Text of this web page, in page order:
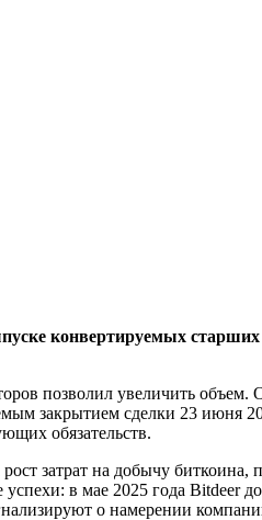
конвертируемых
позволил увеличить объем.
закрытием сделки 23 июня
обязательств.
затрат на добычу биткоина,
в мае 2025 года
о намерении